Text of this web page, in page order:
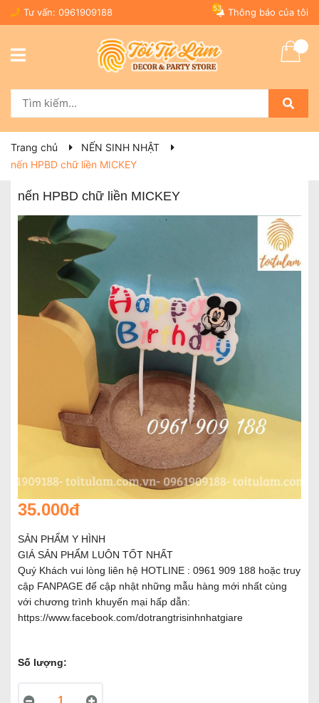
Tư vấn: 0961909188 Thông báo của tôi
53
Trang chủ
NẾN SINH NHẬT
nến HPBD chữ liền MICKEY
nến HPBD chữ liền MICKEY
35.000đ
SẢN PHẨM Y HÌNH
GIÁ SẢN PHẨM LUÔN TỐT NHẤT
Quý Khách vui lòng liên hệ HOTLINE : 0961 909 188 hoặc truy
cập FANPAGE để cập nhật những mẫu hàng mới nhất cùng
với chương trình khuyến mại hấp dẫn:
https://www.facebook.com/dotrangtrisinhnhatgiare
Số lượng: